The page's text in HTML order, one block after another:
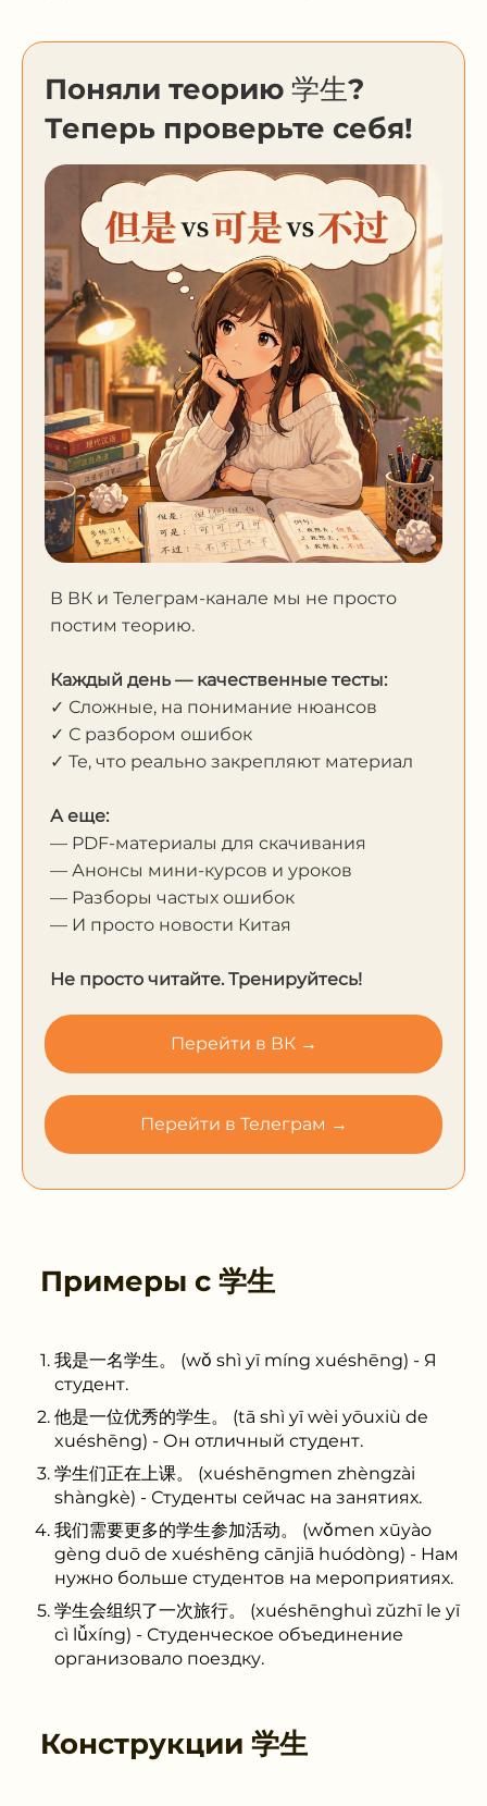
Поняли теорию 学生?
Теперь проверьте себя!
В ВК и Телеграм-канале мы не просто
постим теорию.
Каждый день — качественные тесты:
✓ Сложные, на понимание нюансов
✓ С разбором ошибок
✓ Те, что реально закрепляют материал
А еще:
— PDF-материалы для скачивания
— Анонсы мини-курсов и уроков
— Разборы частых ошибок
— И просто новости Китая
Не просто читайте. Тренируйтесь!
Перейти в ВК →
Перейти в Телеграм →
Примеры с 学生
我是一名学生。 (wǒ shì yī míng xuéshēng) - Я
студент.
他是一位优秀的学生。 (tā shì yī wèi yōuxiù de
xuéshēng) - Он отличный студент.
学生们正在上课。 (xuéshēngmen zhèngzài
shàngkè) - Студенты сейчас на занятиях.
我们需要更多的学生参加活动。 (wǒmen xūyào
gèng duō de xuéshēng cānjiā huódòng) - Нам
нужно больше студентов на мероприятиях.
学生会组织了一次旅行。 (xuéshēnghuì zǔzhī le yī
cì lǚxíng) - Студенческое объединение
организовало поездку.
Конструкции 学生